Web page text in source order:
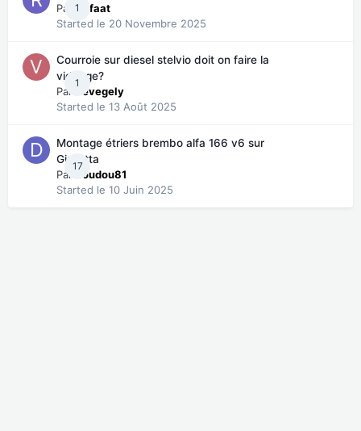
1
ParRefaat
Started le 20 Novembre 2025
1
Courroie sur diesel stelvio doit on faire la
vidange?
Par
vevegely
Started le 13 Août 2025
17
Montage étriers brembo alfa 166 v6 sur
Giulietta
Par
doudou81
Started le 10 Juin 2025